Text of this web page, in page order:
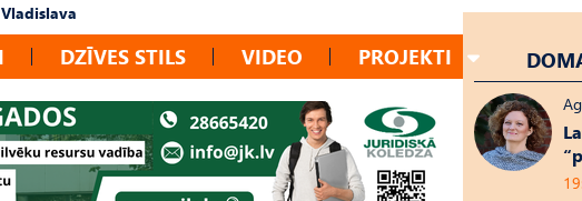
DZĪVES STILS VIDEO PROJEKTI